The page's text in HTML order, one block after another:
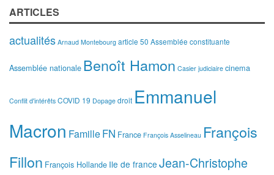
ARTICLES
actualités Arnaud Montebourg article 50 Assemblée constituante
Assemblée nationale Benoît Hamon Casier judiciaire cinema
Conflit d'intérêts COVID 19 Dopage droit Emmanuel
Macron FamilleFN France François Asselineau François
Fillon François Hollande Ile de france Jean-Christophe